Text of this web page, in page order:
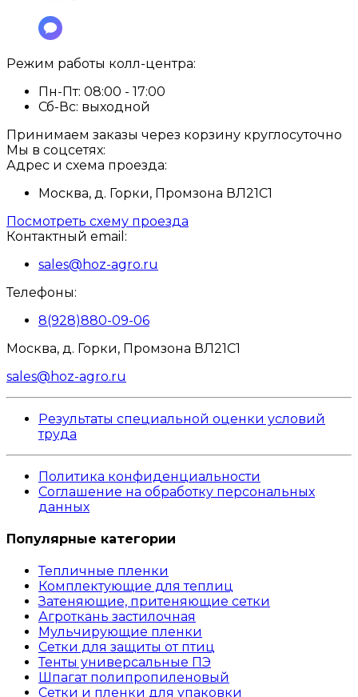
Режим работы колл-центра:
Пн-Пт: 08:00 - 17:00
Сб-Вс: выходной
Принимаем заказы через корзину круглосуточно
Мы в соцсетях:
Адрес и схема проезда:
Москва, д. Горки, Промзона ВЛ21С1
Посмотреть схему проезда
Контактный email:
sales@hoz-agro.ru
Телефоны:
8(928)880-09-06
Москва, д. Горки, Промзона ВЛ21С1
sales@hoz-agro.ru
Результаты специальной оценки условий
труда
Политика конфиденциальности
Соглашение на обработку персональных
данных
Популярные категории
Тепличные пленки
Комплектующие для теплиц
Затеняющие, притеняющие сетки
Агроткань застилочная
Мульчирующие пленки
Сетки для защиты от птиц
Тенты универсальные ПЭ
Шпагат полипропиленовый
Сетки и пленки для упаковки